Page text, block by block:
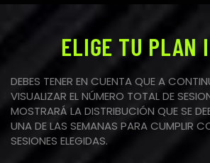
ELIGE TU PLAN
DEBES TENER EN CUENTA QUE A
VISUALIZAR EL NÚMERO TOTAL DE
MOSTRARÁ LA DISTRIBUCIÓN QUE SE
UNA DE LAS SEMANAS PARA CUMPLIR
SESIONES ELEGIDAS.